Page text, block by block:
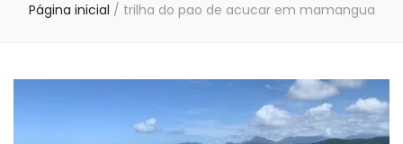
Página inicial / trilha do pao de acucar em mamangua